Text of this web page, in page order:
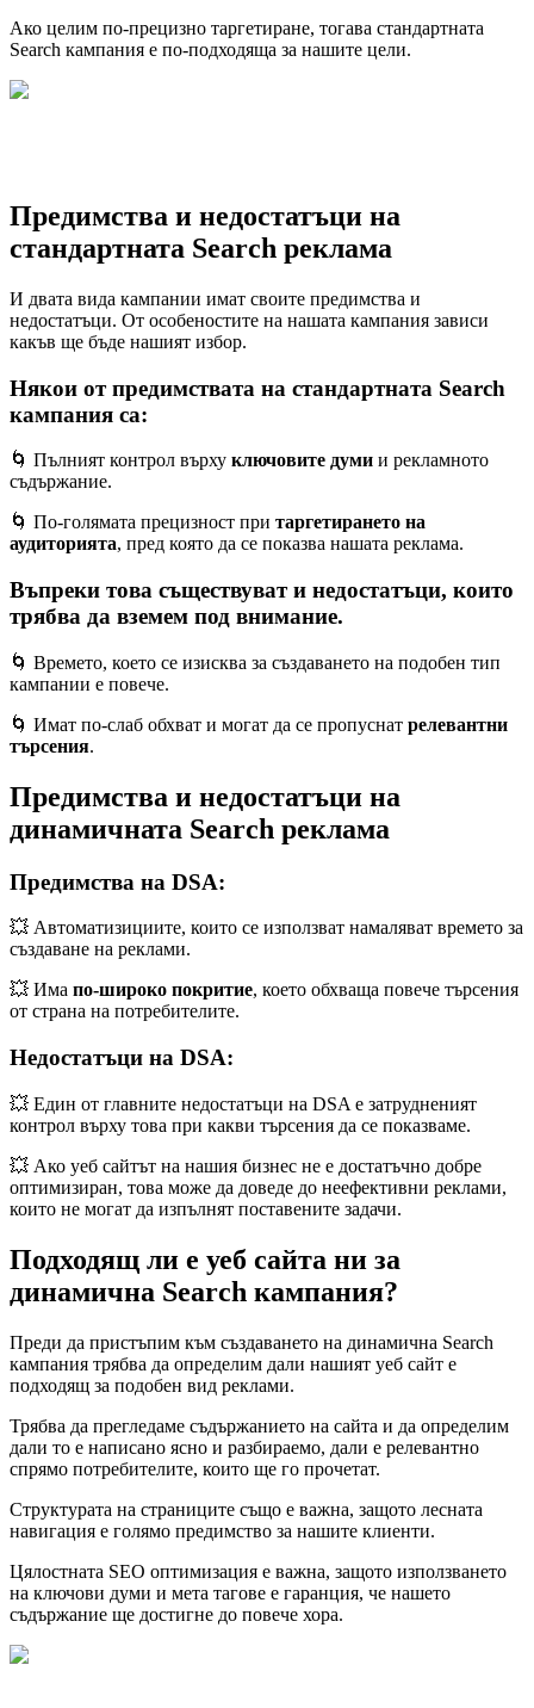
Ако целим по-прецизно таргетиране, тогава стандартната
Search кампания е по-подходяща за нашите цели.
Предимства и недостатъци на
стандартната Search реклама
И двата вида кампании имат своите предимства и
недостатъци. От особеностите на нашата кампания зависи
какъв ще бъде нашият избор.
Някои от предимствата на стандартната Search
кампания са:
🌀 Пълният контрол върху ключовите думи и рекламното
съдържание.
🌀 По-голямата прецизност при таргетирането на
аудиторията, пред която да се показва нашата реклама.
Въпреки това съществуват и недостатъци, които
трябва да вземем под внимание.
🌀 Времето, което се изисква за създаването на подобен тип
кампании е повече.
🌀 Имат по-слаб обхват и могат да се пропуснат релевантни
търсения.
Предимства и недостатъци на
динамичната Search реклама
Предимства на DSA:
💥 Автоматизициите, които се използват намаляват времето за
създаване на реклами.
💥 Има по-широко покритие, което обхваща повече търсения
от страна на потребителите.
Недостатъци на DSA:
💥 Един от главните недостатъци на DSA е затрудненият
контрол върху това при какви търсения да се показваме.
💥 Ако уеб сайтът на нашия бизнес не е достатъчно добре
оптимизиран, това може да доведе до неефективни реклами,
които не могат да изпълнят поставените задачи.
Подходящ ли е уеб сайта ни за
динамична Search кампания?
Преди да пристъпим към създаването на динамична Search
кампания трябва да определим дали нашият уеб сайт е
подходящ за подобен вид реклами.
Трябва да прегледаме съдържанието на сайта и да определим
дали то е написано ясно и разбираемо, дали е релевантно
спрямо потребителите, които ще го прочетат.
Структурата на страниците също е важна, защото лесната
навигация е голямо предимство за нашите клиенти.
Цялостната SEO оптимизация е важна, защото използването
на ключови думи и мета тагове е гаранция, че нашето
съдържание ще достигне до повече хора.